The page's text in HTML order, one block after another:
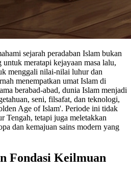
sejarah peradaban Islam bukan
untuk meratapi kejayaan masa lalu,
menggali nilai-nilai luhur dan
menempatkan umat Islam di
berabad-abad, dunia Islam menjadi
seni, filsafat, dan teknologi,
Age of Islam'. Periode ini tidak
Tengah, tetapi juga meletakkan
dan kemajuan sains modern yang
Fondasi Keilmuan